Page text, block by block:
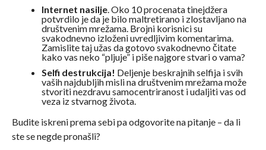
Internet nasilje. Oko 10 procenata tinejdžera
potvrdilo je da je bilo maltretirano i zlostavljano na
društvenim mrežama. Brojni korisnici su
svakodnevno izloženi uvredljivim komentarima.
Zamislite taj užas da gotovo svakodnevno čitate
kako vas neko “pljuje” i piše najgore stvari o vama?
Selfi destrukcija! Deljenje beskrajnih selfija i svih
vaših najdubljih misli na društvenim mrežama može
stvoriti nezdravu samocentriranost i udaljiti vas od
veza iz stvarnog života.
Budite iskreni prema sebi pa odgovorite na pitanje – da li
ste se negde pronašli?